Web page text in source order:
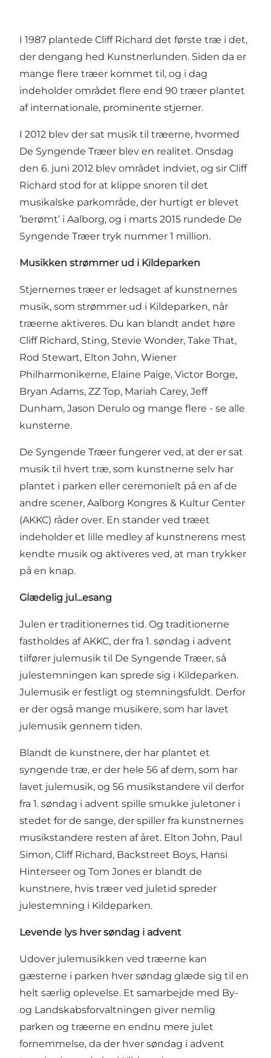
I 1987 plantede Cliff Richard det første træ i det,
der dengang hed Kunstnerlunden. Siden da er
mange flere træer kommet til, og i dag
indeholder området flere end 90 træer plantet
af internationale, prominente stjerner.
I 2012 blev der sat musik til træerne, hvormed
De Syngende Træer blev en realitet. Onsdag
den 6. juni 2012 blev området indviet, og sir Cliff
Richard stod for at klippe snoren til det
musikalske parkområde, der hurtigt er blevet
’berømt’ i Aalborg, og i marts 2015 rundede De
Syngende Træer tryk nummer 1 million.
Musikken strømmer ud i Kildeparken
Stjernernes træer er ledsaget af kunstnernes
musik, som strømmer ud i Kildeparken, når
træerne aktiveres. Du kan blandt andet høre
Cliff Richard, Sting, Stevie Wonder, Take That,
Rod Stewart, Elton John, Wiener
Philharmonikerne, Elaine Paige, Victor Borge,
Bryan Adams, ZZ Top, Mariah Carey, Jeff
Dunham, Jason Derulo og mange flere - se alle
kunsterne.
De Syngende Træer fungerer ved, at der er sat
musik til hvert træ, som kunstnerne selv har
plantet i parken eller ceremonielt på en af de
andre scener, Aalborg Kongres & Kultur Center
(AKKC) råder over. En stander ved træet
indeholder et lille medley af kunstnerens mest
kendte musik og aktiveres ved, at man trykker
på en knap.
Glædelig jul...esang
Julen er traditionernes tid. Og traditionerne
fastholdes af AKKC, der fra 1. søndag i advent
tilfører julemusik til De Syngende Træer, så
julestemningen kan sprede sig i Kildeparken.
Julemusik er festligt og stemningsfuldt. Derfor
er der også mange musikere, som har lavet
julemusik gennem tiden.
Blandt de kunstnere, der har plantet et
syngende træ, er der hele 56 af dem, som har
lavet julemusik, og 56 musikstandere vil derfor
fra 1. søndag i advent spille smukke juletoner i
stedet for de sange, der spiller fra kunstnernes
musikstandere resten af året. Elton John, Paul
Simon, Cliff Richard, Backstreet Boys, Hansi
Hinterseer og Tom Jones er blandt de
kunstnere, hvis træer ved juletid spreder
julestemning i Kildeparken.
Levende lys hver søndag i advent
Udover julemusikken ved træerne kan
gæsterne i parken hver søndag glæde sig til en
helt særlig oplevelse. Et samarbejde med By-
og Landskabsforvaltningen giver nemlig
parken og træerne en endnu mere julet
fornemmelse, da der hver søndag i advent